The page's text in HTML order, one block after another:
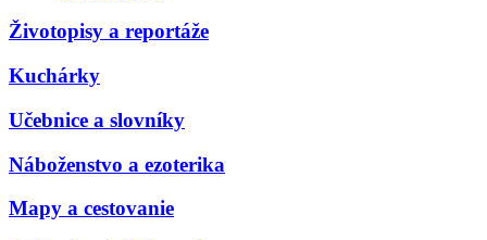
Životopisy a reportáže
Kuchárky
Učebnice a slovníky
Náboženstvo a ezoterika
Mapy a cestovanie